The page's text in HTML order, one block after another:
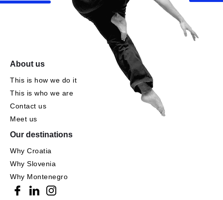
About us
This is how we do it
This is who we are
Contact us
Meet us
Our destinations
Why Croatia
Why Slovenia
Why Montenegro